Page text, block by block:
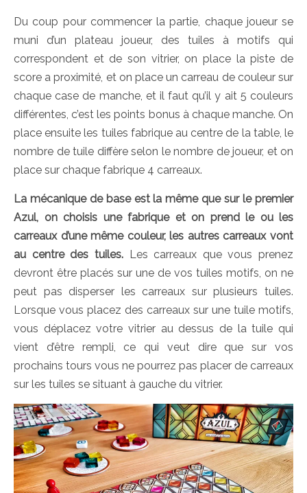
Du coup pour commencer la partie, chaque joueur se
muni d’un plateau joueur, des tuiles à motifs qui
correspondent et de son vitrier, on place la piste de
score a proximité, et on place un carreau de couleur sur
chaque case de manche, et il faut qu’il y ait 5 couleurs
différentes, c’est les points bonus à chaque manche. On
place ensuite les tuiles fabrique au centre de la table, le
nombre de tuile diffère selon le nombre de joueur, et on
place sur chaque fabrique 4 carreaux.
La mécanique de base est la même que sur le premier
Azul, on choisis une fabrique et on prend le ou les
carreaux d’une même couleur, les autres carreaux vont
au centre des tuiles.Les carreaux que vous prenez
devront être placés sur une de vos tuiles motifs, on ne
peut pas disperser les carreaux sur plusieurs tuiles.
Lorsque vous placez des carreaux sur une tuile motifs,
vous déplacez votre vitrier au dessus de la tuile qui
vient d’être rempli, ce qui veut dire que sur vos
prochains tours vous ne pourrez pas placer de carreaux
sur les tuiles se situant à gauche du vitrier.